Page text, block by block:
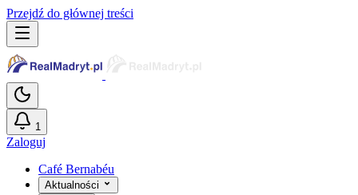
Przejdź do głównej treści
1
Zaloguj
Café Bernabéu
Aktualności